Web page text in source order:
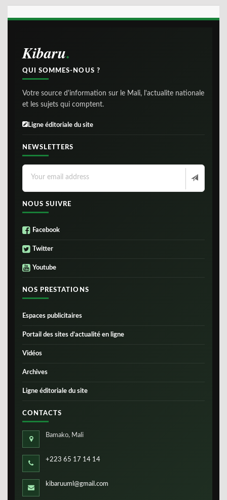
Kibaru
QUI SOMMES-NOUS ?
Votre source d'information sur le Mali, l'actualite nationale
et les sujets qui comptent.
Ligne éditoriale du site
NEWSLETTERS
NOUS SUIVRE
Facebook
Twitter
Youtube
NOS PRESTATIONS
Espaces publicitaires
Portail des sites d’actualité en ligne
Vidéos
Archives
Ligne éditoriale du site
CONTACTS
Bamako, Mali
+223 65 17 14 14
kibaruuml@gmail.com